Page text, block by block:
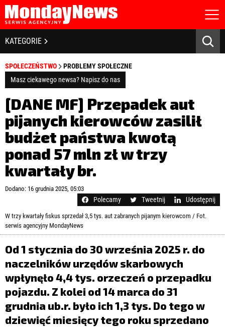
STRONA GŁÓWNA
O NAS
POLITYKA PRYWATNOŚCI
REGULAMIN
LICENCJA
REJESTRACJA
KONTAKT
Zapamiętaj mnie
Kliknij tutaj
zaloguj się
KATEGORIE
BIZNES I GOSPODARKA
BANKOWOŚĆ I FINANSE
NOWE TECHNOLOGIE
SPOŁECZEŃSTWO
EDUKACJA
MEDIA
ZDROWIE I URODA
LIFESTYLE
OPINIE I KOMENTARZE
SPOŁECZEŃSTWO
PROBLEMY SPOŁECZNE
Masz ciekawego newsa? Napisz do nas
[DANE MF] Przepadek aut
pijanych kierowców zasilił
budżet państwa kwotą
ponad 57 mln zł w trzy
kwartały br.
Dodano: 16 grudnia 2025, 05:03
Polecamy Tweetnij Udostępnij
W trzy kwartały fiskus sprzedał 3,5 tys. aut zabranych pijanym kierowcom / Fot.
serwis agencyjny MondayNews
Od 1 stycznia do 30 września 2025 r. do
naczelników urzędów skarbowych
wpłynęło 4,4 tys. orzeczeń o przepadku
pojazdu. Z kolei od 14 marca do 31
grudnia ub.r. było ich 1,3 tys. Do tego w
dziewięć miesięcy tego roku sprzedano